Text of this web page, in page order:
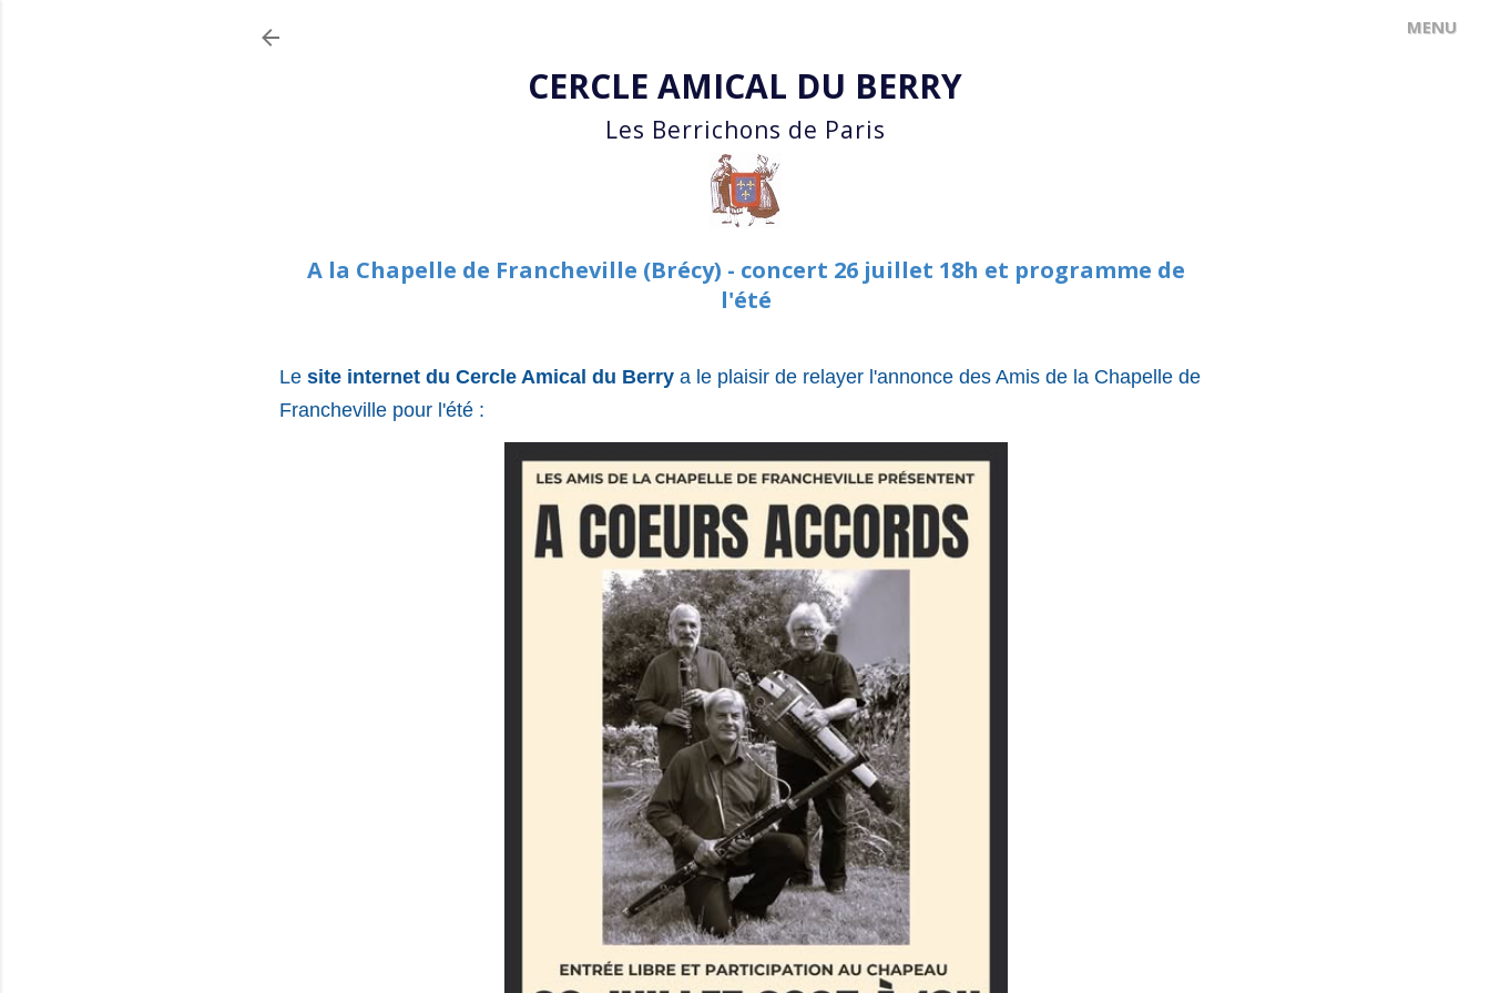
CERCLE AMICAL DU BERRY
Les Berrichons de Paris
A la Chapelle de Francheville (Brécy) - concert 26 juillet 18h et programme de
l'été
Le site internet du Cercle Amical du Berry a le plaisir de relayer l'annonce des Amis de la Chapelle de
Francheville pour l'été :